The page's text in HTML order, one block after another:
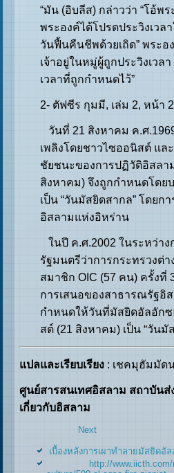
“มัน (อิบลีส) กล่าวว่า “โอ้พ
พระองค์ได้โปรดประวิงเวล
วันฟื้นคืนชีพด้วยเถิด” พระอ
เจ้าอยู่ในหมู่ผู้ถูกประวิงเวล
เวลาที่ถูกกำหนดไว้”
2- ตัฟซีร กุมมี, เล่ม 2, หน้า
วันที่ 21 สิงหาคม ค.ศ
เพลิงโดยชาวไซออนิสต์ แล
ชัยชนะของการปฏิวัติอิสลา
สิงหาคม) จึงถูกกำหนดโดย
เป็น “วันมัสยิดสากล” โดยก
อิสลามแห่งอิหร่าน
ในปี ค.ศ.2002 ในระหว่า
รัฐมนตรีว่าการกระทรวงต่า
สมาชิก OIC (57 คน) ครั้งที่
การเสนอของสาธารณรัฐอิ
กำหนดให้วันที่มัสยิดอัลอักซ
สต์ (21 สิงหาคม) เป็น “วันมั
แปลและเรียบเรียง : เชคมุฮัมมัด
ศูนย์สารสนเทศอิสลาม สถาบันส่
เกี่ยวกับอิสลาม
Next
เบื้องหลังการเผาทำลายมัสยิด
http://